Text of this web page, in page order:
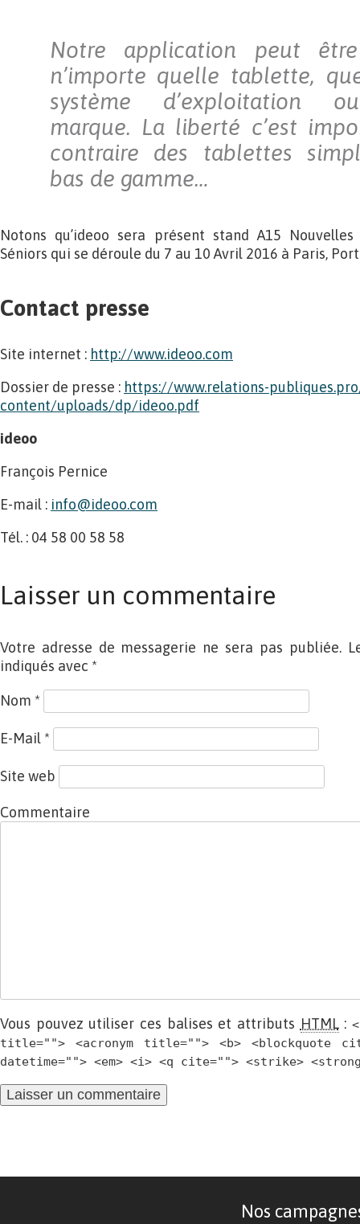
Notre application peut
n’importe quelle tablette,
système d’exploitation
marque. La liberté c’est
contraire des tablettes
bas de gamme…
Notons qu’ideoo sera présent stand A15
Séniors qui se déroule du 7 au 10 Avril 2016 à Paris,
Contact presse
Site internet : http://www.ideoo.com
Dossier de presse : https://www.relations-
content/uploads/dp/ideoo.pdf
ideoo
François Pernice
E-mail : info@ideoo.com
Tél. : 04 58 00 58 58
Laisser un commentaire
Votre adresse de messagerie ne sera pas publiée.
indiqués avec *
Nom *
E-Mail *
Site web
Commentaire
Vous pouvez utiliser ces balises et attributs HTML:
title=""> <acronym title=""> <b> <blockquote
datetime=""> <em> <i> <q cite=""> <strike>
Nos